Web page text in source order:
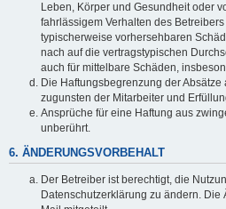
Leben, Körper und Gesundheit oder
fahrlässigem Verhalten des
typischerweise vorhersehbaren
nach auf die vertragstypischen
auch für mittelbare Schäden,
Die Haftungsbegrenzung der
zugunsten der Mitarbeiter und
Ansprüche für eine Haftung aus
unberührt.
6. ÄNDERUNGSVORBEHALT
Der Betreiber ist berechtigt, die
Datenschutzerklärung zu ändern.